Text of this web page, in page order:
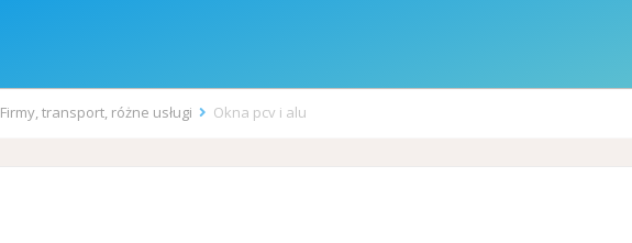
Firmy, transport, różne usługi Okna pcv i alu